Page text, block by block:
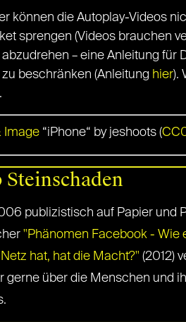
können die Autoplay-Videos
sprengen (Videos brauchen
– eine Anleitung für
beschränken (Anleitung hier).
Image“iPhone“ by jeshoots (
Steinschaden
publizistisch auf Papier und
"Phänomen Facebook - Wie
hat, hat die Macht?" (2012)
gerne über die Menschen und